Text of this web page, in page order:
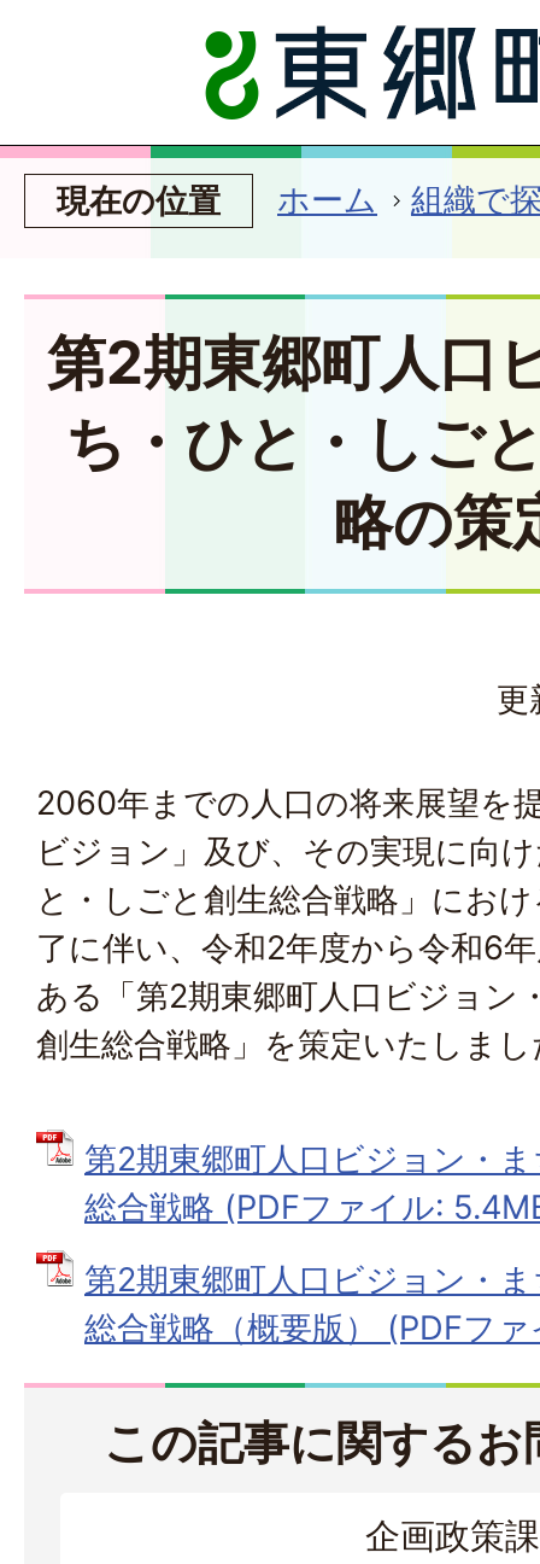
現在の位置 ホーム 組織で
第2期東郷町人口
ち・ひと・しご
略の策
更
2060年までの人口の将来展望を
ビジョン」及び、その実現に向
と・しごと創生総合戦略」にお
了に伴い、令和2年度から令和6
ある「第2期東郷町人口ビジョン
創生総合戦略」を策定いたしま
第2期東郷町人口ビジョン・
総合戦略 (PDFファイル:
第2期東郷町人口ビジョン・
総合戦略（概要版） (PDFフ
この記事に関する
企画政策課